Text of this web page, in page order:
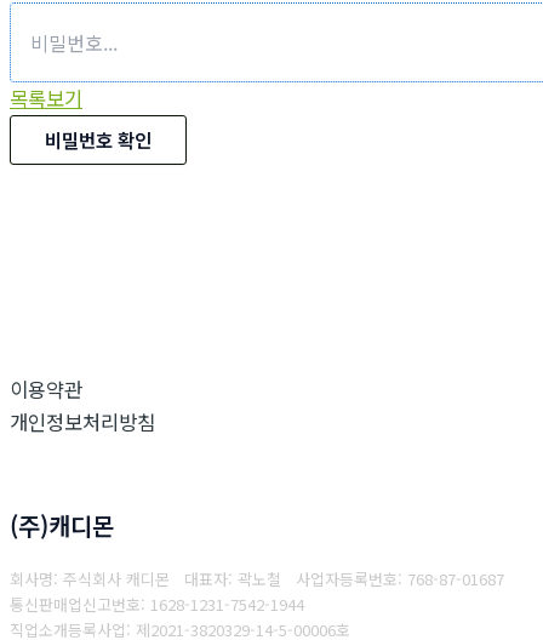
목록보기
비밀번호 확인
이용약관
개인정보처리방침
(주)캐디몬
회사명: 주식회사 캐디몬 대표자: 곽노철 사업자등록번호: 768-87-01687
통신판매업신고번호: 1628-1231-7542-1944
직업소개등록사업: 제2021-3820329-14-5-00006호